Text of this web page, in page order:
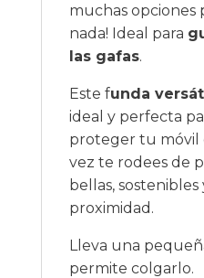
muchas opciones
nada! Ideal para
las gafas.
Este funda
ideal y perfecta
proteger tu móvil
vez te rodees de
bellas,
proximidad.
Lleva una
permite colgarlo.